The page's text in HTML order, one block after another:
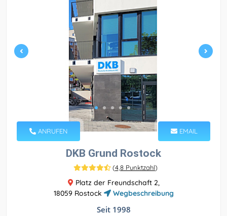
ANRUFEN EMAIL
DKB Grund Rostock
(4,8 Punktzahl)
Platz der Freundschaft 2,
18059 Rostock
Wegbeschreibung
Seit 1998